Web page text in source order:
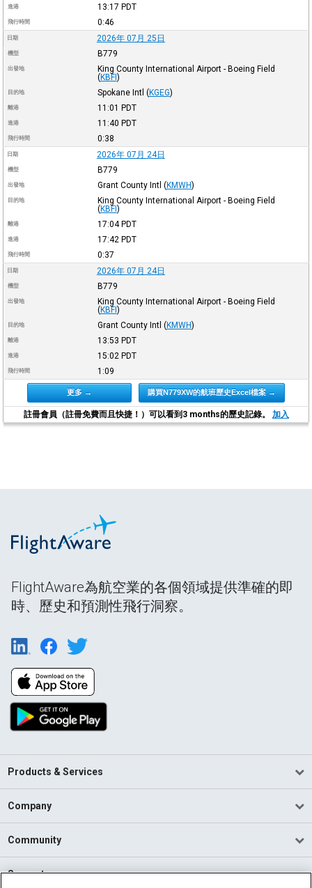
進港 13:17 PDT
飛行時間 0:46
日期 2026年 07月 25日
機型 B779
出發地
King County International Airport - Boeing Field
(KBFI )
目的地 Spokane Intl (KGEG)
離港 11:01 PDT
進港 11:40 PDT
飛行時間 0:38
日期 2026年 07月 24日
機型 B779
出發地 Grant County Intl (KMWH)
目的地
King County International Airport - Boeing Field
(KBFI)
離港 17:04 PDT
進港 17:42 PDT
飛行時間 0:37
日期 2026年 07月 24日
機型 B779
出發地
King County International Airport - Boeing Field
(KBFI )
目的地 Grant County Intl (KMWH)
離港 13:53 PDT
進港 15:02 PDT
飛行時間 1:09
更多 → 購買N779XW的航班歷史Excel檔案 →
註冊會員（註冊免費而且快捷！）可以看到3 months的歷史記錄。 加入
FlightAware為航空業的各個領域提供準確的即
時、歷史和預測性飛行洞察。
Products & Services
Company
Community
Support